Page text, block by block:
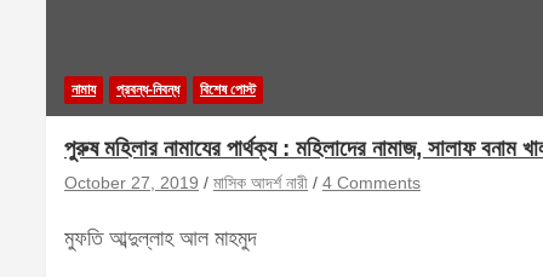
নামায প্রবন্ধ-নিবন্ধ বিশেষ পোস্ট
পুরুষ মহিলার নামাযের পার্থক্য : মহিলাদের নামাজ, সালাফ বনাম
October 27, 2019 মাসিক আদর্শ নারী 4 Comments
মুফতি আব্দুল্লাহ আল মাহমুদ